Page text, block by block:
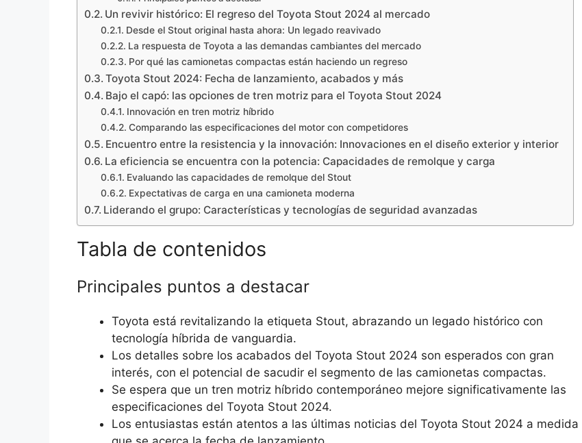
Un revivir histórico: El regreso del Toyota Stout 2024 al mercado
Desde el Stout original hasta ahora: Un legado reavivado
La respuesta de Toyota a las demandas cambiantes del mercado
Por qué las camionetas compactas están haciendo un regreso
Toyota Stout 2024: Fecha de lanzamiento, acabados y más
Bajo el capó: las opciones de tren motriz para el Toyota Stout 2024
Innovación en tren motriz híbrido
Comparando las especificaciones del motor con competidores
Encuentro entre la resistencia y la innovación: Innovaciones en el diseño exterior y interior
La eficiencia se encuentra con la potencia: Capacidades de remolque y carga
Evaluando las capacidades de remolque del Stout
Expectativas de carga en una camioneta moderna
Liderando el grupo: Características y tecnologías de seguridad avanzadas
Tabla de contenidos
Principales puntos a destacar
Toyota está revitalizando la etiqueta Stout, abrazando un legado histórico con
tecnología híbrida de vanguardia.
Los detalles sobre los acabados del Toyota Stout 2024 son esperados con gran
interés, con el potencial de sacudir el segmento de las camionetas compactas.
Se espera que un tren motriz híbrido contemporáneo mejore significativamente las
especificaciones del Toyota Stout 2024.
Los entusiastas están atentos a las últimas noticias del Toyota Stout 2024 a medida